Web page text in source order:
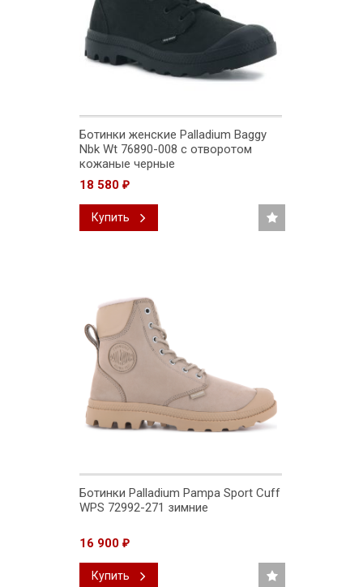
Ботинки женские Palladium Baggy
Nbk Wt 76890-008 с отворотом
кожаные черные
18 580 ₽
Купить
Ботинки Palladium Pampa Sport Cuff
WPS 72992-271 зимние
16 900 ₽
Купить